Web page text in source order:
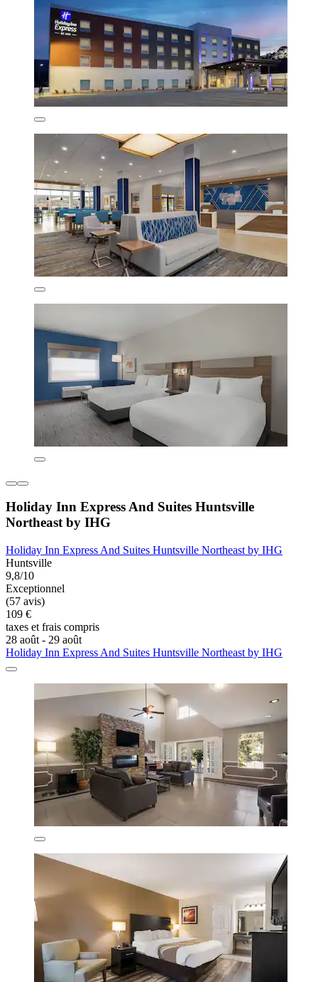
Holiday Inn Express And Suites Huntsville
Northeast by IHG
Holiday Inn Express And Suites Huntsville Northeast by IHG
Huntsville
9,8/10
Exceptionnel
(57 avis)
109 €
taxes et frais compris
28 août - 29 août
Holiday Inn Express And Suites Huntsville Northeast by IHG